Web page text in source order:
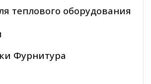
теплового оборудования
Фурнитура